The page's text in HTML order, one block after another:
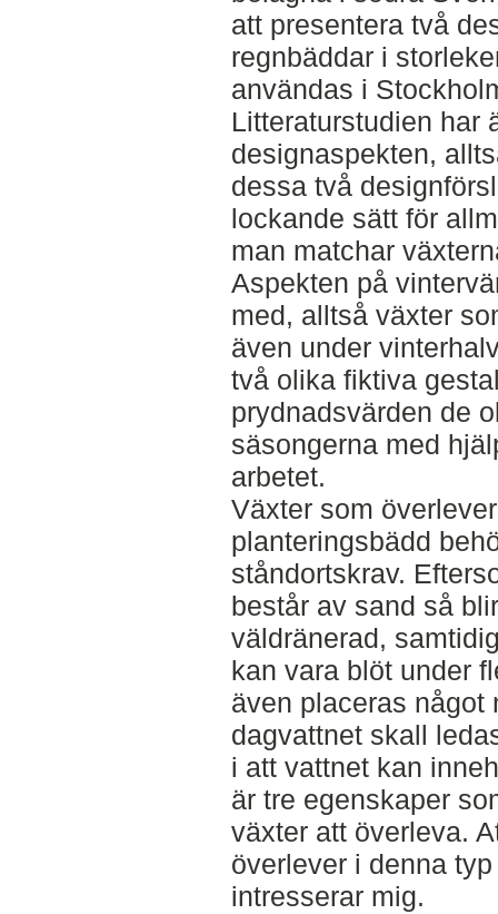
att presentera två
regnbäddar i
användas i
Litteraturstudien har
designaspekten,
dessa två
lockande sätt för
man matchar
Aspekten på
med, alltså växter
även under
två olika fiktiva
prydnadsvärden de
säsongerna med
arbetet.
Växter som
planteringsbädd
ståndortskrav.
består av sand så
väldränerad,
kan vara blöt under
även placeras något
dagvattnet skall
i att vattnet kan
är tre egenskaper
växter att överleva.
överlever i denna
intresserar mig.